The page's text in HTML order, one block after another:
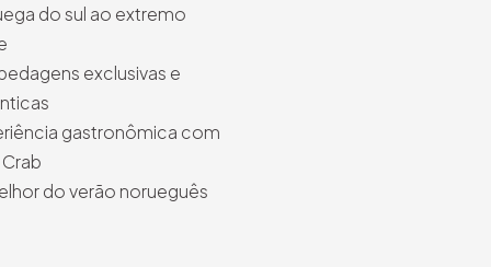
do sul ao extremo
exclusivas e
gastronômica com
do verão norueguês